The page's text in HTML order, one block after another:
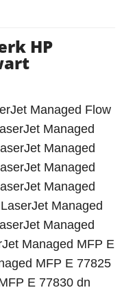
HP
Managed Flow
Managed
Managed
Managed
Managed
Managed
Managed
Managed MFP E
MFP E 77825
E 77830 dn